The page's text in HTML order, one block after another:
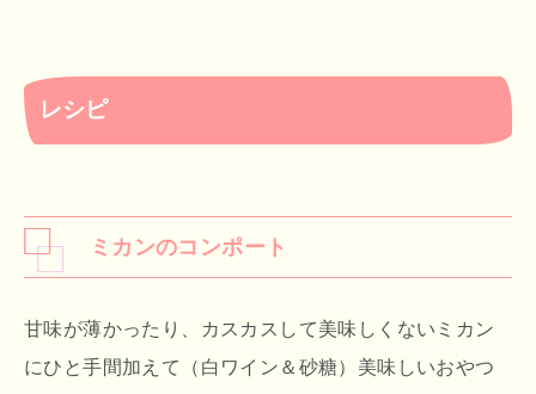
レシピ
ミカンのコンポート
甘味が薄かったり、カスカスして美味しくないミカン
にひと手間加えて（白ワイン＆砂糖）美味しいおやつ